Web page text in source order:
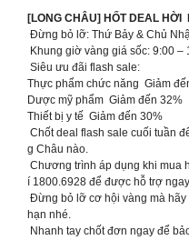
[LONG CHÂU] HỐT DEAL HỜI
Đừng bỏ lỡ: Thứ Bảy & Chủ
Khung giờ vàng giá sốc: 9:00 –
Siêu ưu đãi flash sale:
Thực phẩm chức năng Giảm
Dược mỹ phẩm Giảm đến 32%
Thiết bị y tế Giảm đến 30%
Chốt deal flash sale cuối tuần
g Châu nào.
Chương trình áp dụng khi mua
í 1800.6928 để được hỗ trợ
Đừng bỏ lỡ cơ hội vàng mà
hạn nhé.
Nhanh tay chốt đơn ngay để